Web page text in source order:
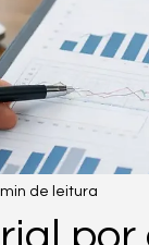
de leitura